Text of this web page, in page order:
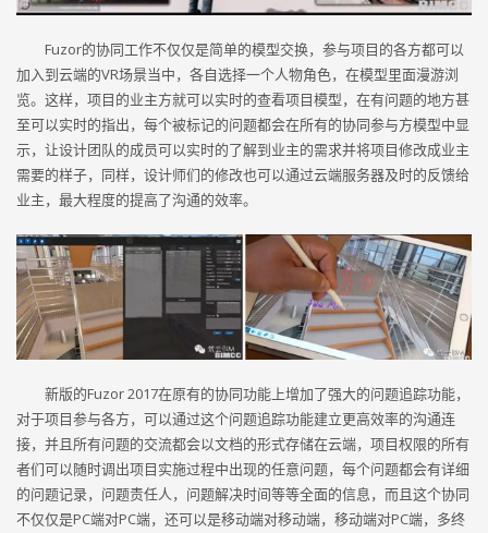
Fuzor的协同工作不仅仅是简单的模型交换，参与项目的各方都可以
加入到云端的VR场景当中，各自选择一个人物角色，在模型里面漫游浏
览。这样，项目的业主方就可以实时的查看项目模型，在有问题的地方甚
至可以实时的指出，每个被标记的问题都会在所有的协同参与方模型中显
示，让设计团队的成员可以实时的了解到业主的需求并将项目修改成业主
需要的样子，同样，设计师们的修改也可以通过云端服务器及时的反馈给
业主，最大程度的提高了沟通的效率。
新版的Fuzor 2017在原有的协同功能上增加了强大的问题追踪功能，
对于项目参与各方，可以通过这个问题追踪功能建立更高效率的沟通连
接，并且所有问题的交流都会以文档的形式存储在云端，项目权限的所有
者们可以随时调出项目实施过程中出现的任意问题，每个问题都会有详细
的问题记录，问题责任人，问题解决时间等等全面的信息，而且这个协同
不仅仅是PC端对PC端，还可以是移动端对移动端，移动端对PC端，多终